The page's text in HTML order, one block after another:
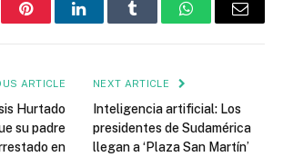
PinterestLinkedInTumblr WhatsAppEmail
ARTICLE
Hurtado
su padre
en
NEXT ARTICLE
Inteligencia artificial: Los
presidentes de Sudamérica
llegan a ‘Plaza San Martín’